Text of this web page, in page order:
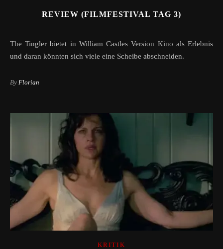
REVIEW (FILMFESTIVAL TAG 3)
The Tingler bietet in William Castles Version Kino als Erlebnis
und daran könnten sich viele eine Scheibe abschneiden.
By Florian
KRITIK